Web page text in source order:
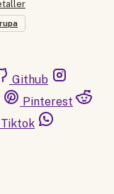
Github
Pinterest
Tiktok